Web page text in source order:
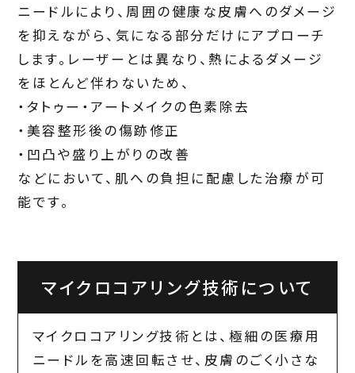
ニードルにより、周囲の健康な皮膚へのダメージ
を抑えながら、気になる部分だけにアプローチ
します。レーザーとは異なり、熱によるダメージ
をほとんど伴わないため、
・タトゥー・アートメイクの色素除去
・美容整形後の傷跡修正
・凹凸や盛り上がりの改善
などにおいて、肌への負担に配慮した治療が可
能です。
マイクロコアリング技術について
マイクロコアリング技術とは、極細の医療用
ニードルを高速回転させ、皮膚のごく小さな